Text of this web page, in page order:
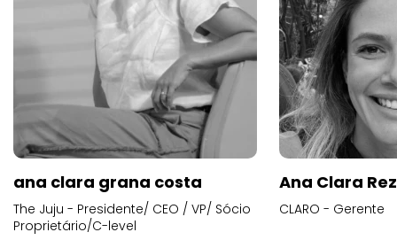
ana clara grana costa
The Juju - Presidente/ CEO / VP/ Sócio
Proprietário/C-level
Ana Clara
CLARO - Gerente